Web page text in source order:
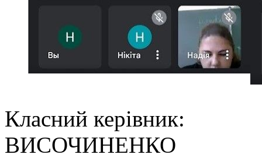
Класний
ВИСОЧИНЕНКО